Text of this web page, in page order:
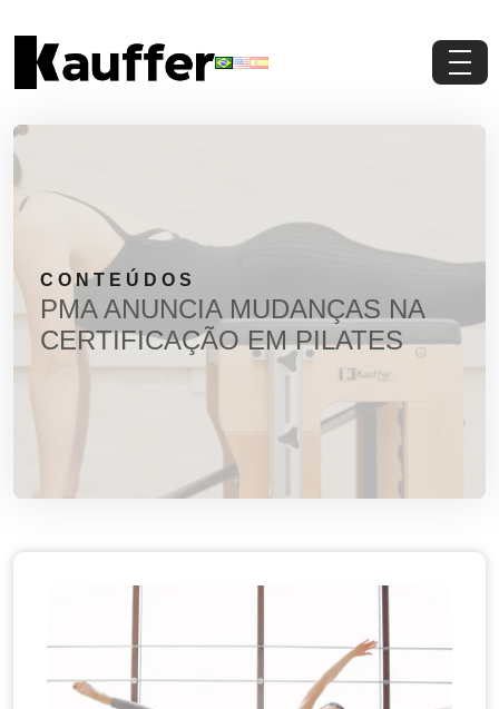
Materiais Gratuitos
Solicite um Orçamento
CONTEÚDOS
PMA ANUNCIA MUDANÇAS NA
CERTIFICAÇÃO EM PILATES